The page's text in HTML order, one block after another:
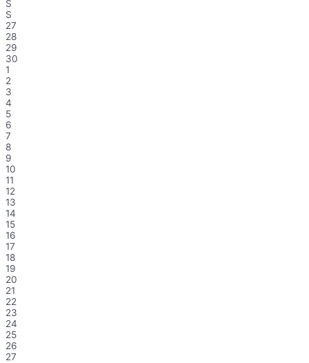
S
S
27
28
29
30
1
2
3
4
5
6
7
8
9
10
11
12
13
14
15
16
17
18
19
20
21
22
23
24
25
26
27